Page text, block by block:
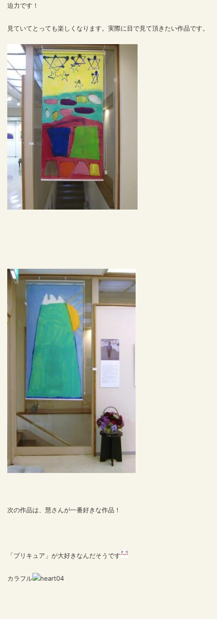
迫力です！
見ていてとっても楽しくなります。実際に目で見て頂きたい作品です。
次の作品は、慧さんが一番好きな作品！
「プリキュア」が大好きなんだそうです
カラフル